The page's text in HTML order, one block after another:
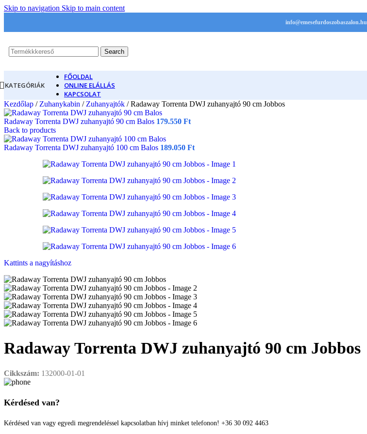
Skip to navigation Skip to main content
info@emesefurdoszobaszalon.hu
Search
KATEGÓRIÁK
FŐOLDAL
ONLINE ELÁLLÁS
KAPCSOLAT
Kezdőlap / Zuhanykabin / Zuhanyajtók / Radaway Torrenta DWJ zuhanyajtó 90 cm Jobbos
Radaway Torrenta DWJ zuhanyajtó 90 cm Balos 179.550 Ft
Back to products
Radaway Torrenta DWJ zuhanyajtó 100 cm Balos 189.050 Ft
Kattints a nagyításhoz
Radaway Torrenta DWJ zuhanyajtó 90 cm Jobbos
Cikkszám: 132000-01-01
Kérdésed van?
Kérdésed van vagy egyedi megrendeléssel kapcsolatban hívj minket telefonon! +36 30 092 4463